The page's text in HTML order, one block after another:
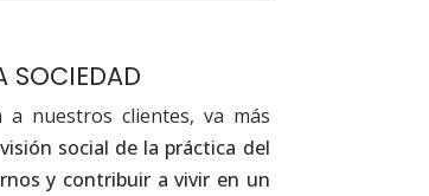
SOCIEDAD
nuestros clientes, va más
social de la práctica del
y contribuir a vivir en un